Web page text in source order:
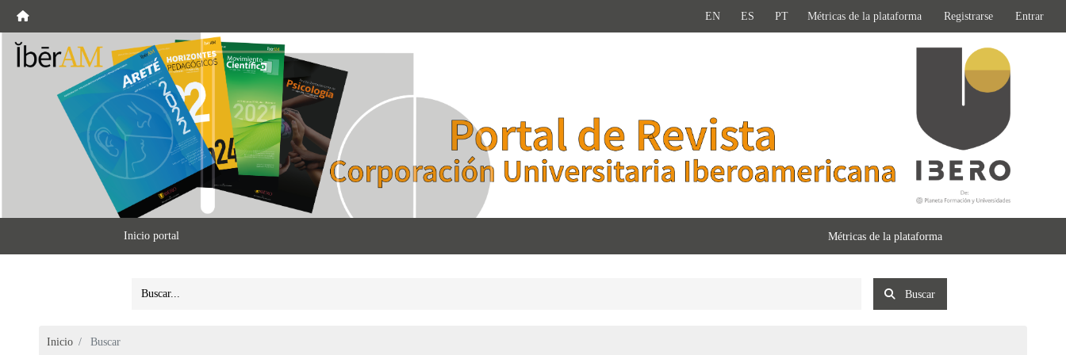
EN ES PT Métricas de la plataforma Registrarse Entrar
Inicio portal Métricas de la plataforma
Buscar
Inicio Buscar